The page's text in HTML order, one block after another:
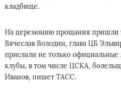
кладбище.
На церемонию прощания пришли
Вячеслав Володин, глава ЦБ
прислали не только
клубы, в том числе ЦСКА,
Иванов, пишет ТАСС.